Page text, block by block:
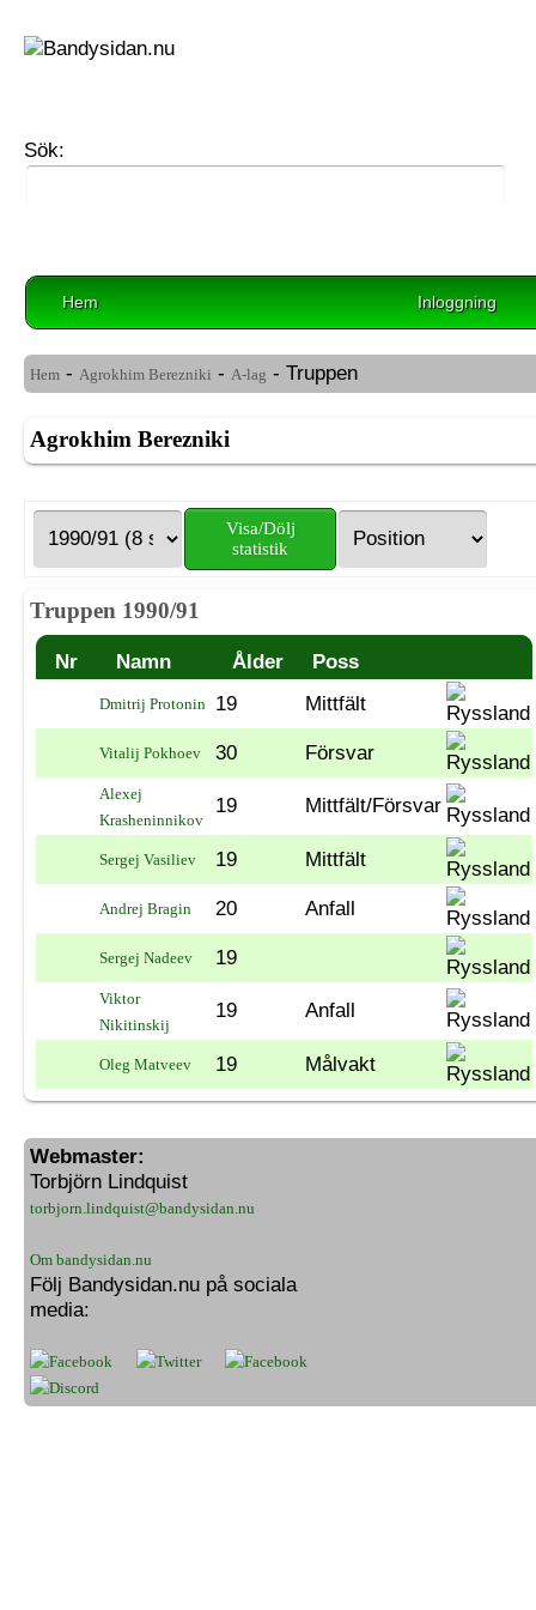
Sök:
Hem Inloggning
Hem - Agrokhim Berezniki - A-lag - Truppen
Agrokhim Berezniki
Visa/Dölj
statistik
Truppen 1990/91
Nr Namn Ålder Poss
Dmitrij Protonin 19 Mittfält
Vitalij Pokhoev 30 Försvar
Alexej
Krasheninnikov
19 Mittfält/Försvar
Sergej Vasiliev 19 Mittfält
Andrej Bragin 20 Anfall
Sergej Nadeev 19
Viktor
Nikitinskij
19 Anfall
Oleg Matveev 19 Målvakt
Webmaster:
Torbjörn Lindquist
torbjorn.lindquist@bandysidan.nu
Om bandysidan.nu
Följ Bandysidan.nu på sociala
media: